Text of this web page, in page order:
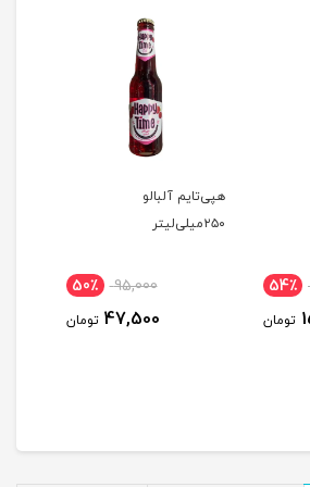
54٪
تومان
هپی‌تایم آلبالو
۲۵۰میلی‌لیتر
95,000 50٪
47,500 تومان